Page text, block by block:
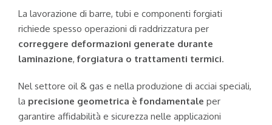
La lavorazione di barre, tubi e componenti forgiati
richiede spesso operazioni di raddrizzatura per
correggere deformazioni generate durante
laminazione,forgiatura o trattamenti termici.
Nel settore oil & gas e nella produzione di acciai speciali,
la precisione geometrica è fondamentale per
garantire affidabilità e sicurezza nelle applicazioni